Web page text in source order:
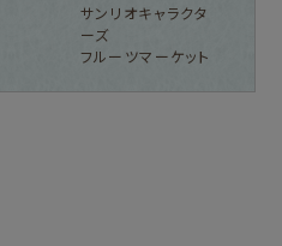
サンリオキャラクタ
ーズ
フルーツマーケット